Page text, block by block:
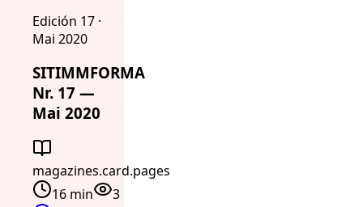
Edición 17 ·
Mai 2020
SITIMMFORMA
Nr. 17 —
Mai 2020
magazines.card.pages
16 min
3